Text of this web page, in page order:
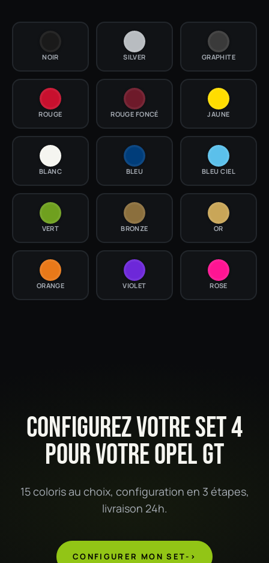
NOIR SILVER GRAPHITE
ROUGE ROUGE FONCÉ JAUNE
BLANC BLEU BLEU CIEL
VERT BRONZE OR
ORANGE VIOLET ROSE
CONFIGUREZ VOTRE SET 4
POUR VOTRE OPEL GT
15 coloris au choix, configuration en 3 étapes,
livraison 24h.
CONFIGURER MON SET->